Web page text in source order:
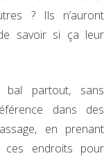
? Ils n’auront
savoir si ça leur
bal partout, sans
dans des
en prenant
ces endroits pour